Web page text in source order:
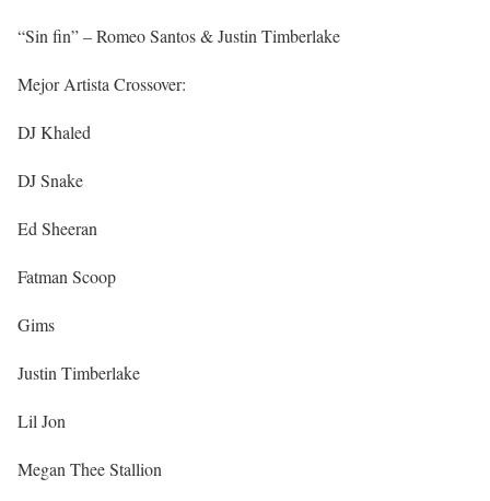
“Sin fin” – Romeo Santos & Justin Timberlake
Mejor Artista Crossover:
DJ Khaled
DJ Snake
Ed Sheeran
Fatman Scoop
Gims
Justin Timberlake
Lil Jon
Megan Thee Stallion